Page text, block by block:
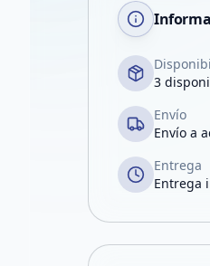
3
Envío
Envío a
Entrega
Entrega